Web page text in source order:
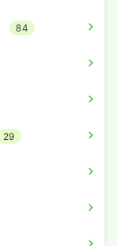
84
29